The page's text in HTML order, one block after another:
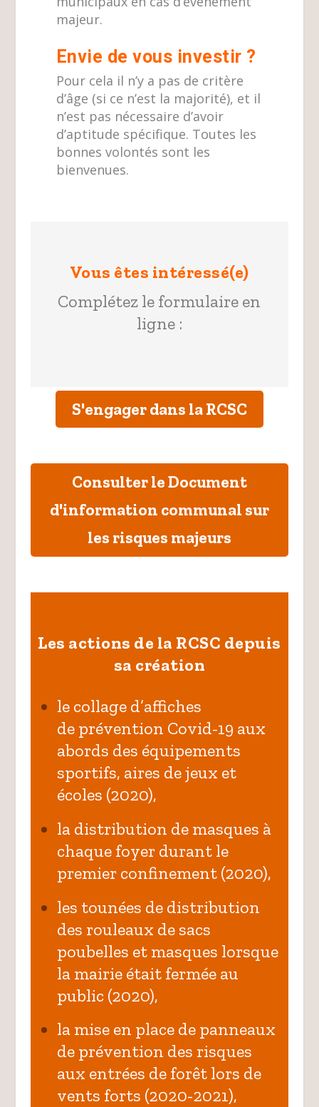
majeur.
Envie de vous investir ?
Pour cela il n’y a pas de critère
d’âge (si ce n’est la majorité), et il
n’est pas nécessaire d’avoir
d’aptitude spécifique. Toutes les
bonnes volontés sont les
bienvenues.
Vous êtes intéressé(e)
Complétez le formulaire en
ligne :
S'engager dans la RCSC
Consulter le Document
d'information communal sur
les risques majeurs
Les actions de la RCSC depuis
sa création
le collage d’affiches
de prévention Covid-19 aux
abords des équipements
sportifs, aires de jeux et
écoles (2020),
la distribution de masques à
chaque foyer durant le
premier confinement(2020),
les tounées de distribution
des rouleaux de sacs
poubelles et masques lorsque
la mairie était fermée au
public (2020),
la mise en place de panneaux
de prévention des risques
aux entrées de forêt lors de
vents forts (2020-2021),